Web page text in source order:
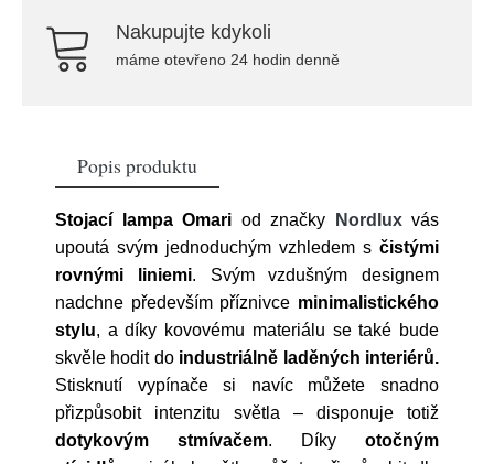
Nakupujte kdykoli
máme otevřeno 24 hodin denně
Popis produktu
Stojací lampa Omari od značky Nordluxvás
upoutá svým jednoduchým vzhledem s čistými
rovnými liniemi.
Svým vzdušným designem
nadchne především příznivce minimalistického
stylu, a díky kovovému materiálu se také bude
skvěle hodit doindustriálně laděných interiérů.
Stisknutí vypínače si navíc můžete snadno
přizpůsobit intenzitu světla – disponuje totiž
dotykovým stmívačem. Díky otočným